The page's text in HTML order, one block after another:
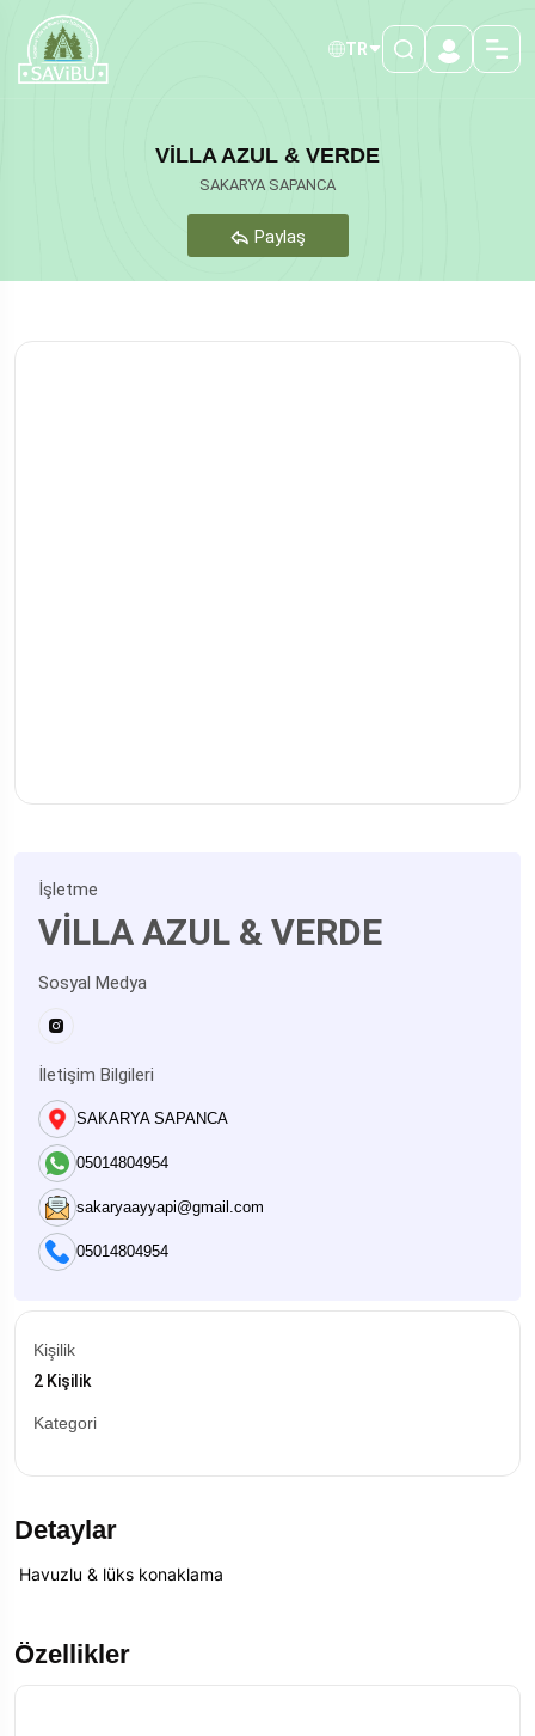
TR
VİLLA AZUL & VERDE
SAKARYA SAPANCA
Paylaş
İşletme
VİLLA AZUL & VERDE
Sosyal Medya
İletişim Bilgileri
SAKARYA SAPANCA
05014804954
sakaryaayyapi@gmail.com
05014804954
Kişilik
2 Kişilik
Kategori
Detaylar
Havuzlu & lüks konaklama
Özellikler